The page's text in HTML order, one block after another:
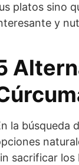
platos sino
y
la búsqueda
sacrificar los